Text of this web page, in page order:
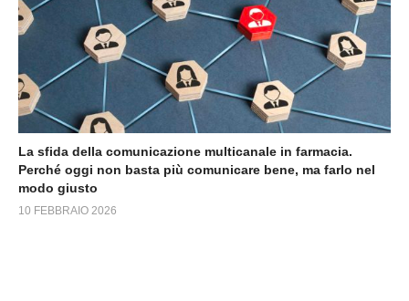
La sfida della comunicazione multicanale in farmacia.
Perché oggi non basta più comunicare bene, ma farlo nel
modo giusto
10 FEBBRAIO 2026